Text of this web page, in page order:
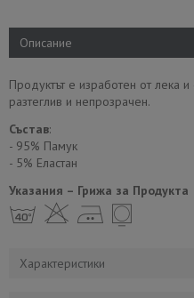
Описание
Продуктът е изработен от лека
разтеглив и непрозрачен.
Състав:
- 95% Памук
- 5% Еластан
Указания – Грижа за Продукта
h H E Y
Характеристики